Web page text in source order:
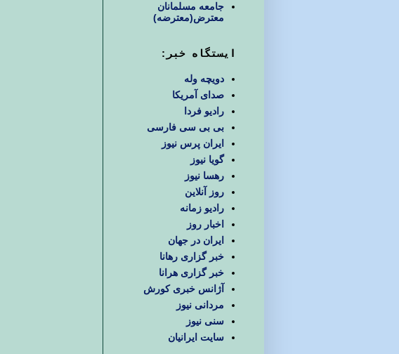
جامعه مسلمانان
معترض(معترضه)
ایستگاه خبر:
دویچه وله
صدای آمریکا
رادیو فردا
بی بی سی فارسی
ایران پرس نیوز
گویا نیوز
رهسا نیوز
روز آنلاین
رادیو زمانه
اخبار روز
ایران در جهان
خبر گزاری رهانا
خبر گزاری هرانا
آژانس خبری کورش
مردانی نیوز
سنی نیوز
سایت ایرانیان